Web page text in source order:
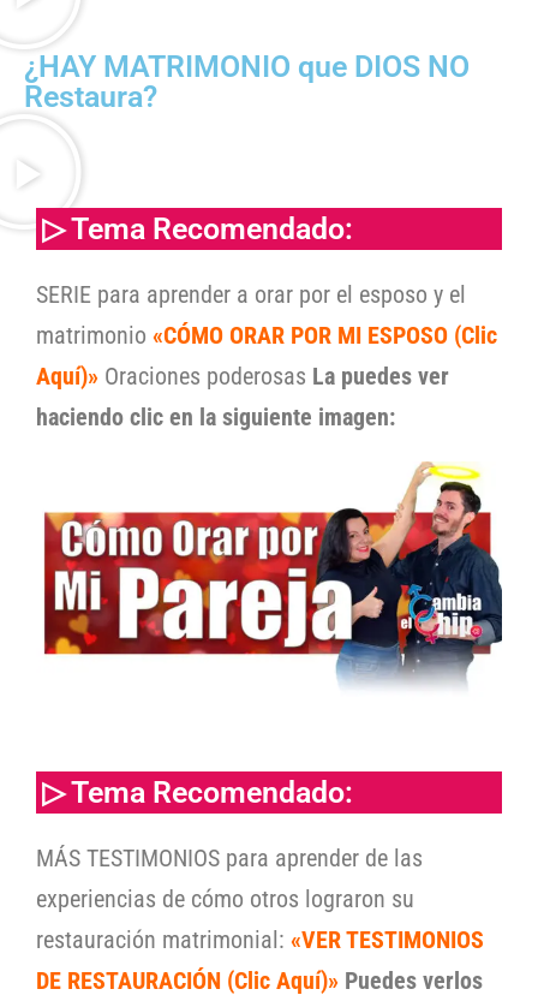
¿HAY MATRIMONIO que DIOS NO
Restaura?
▷ Tema Recomendado:
SERIE para aprender a orar por el esposo y el
matrimonio «CÓMO ORAR POR MI ESPOSO (Clic
Aquí)» Oraciones poderosas La puedes ver
haciendo clic en la siguiente imagen:
▷ Tema Recomendado:
MÁS TESTIMONIOS para aprender de las
experiencias de cómo otros lograron su
restauración matrimonial: «VER TESTIMONIOS
DE RESTAURACIÓN (Clic Aquí)» Puedes verlos